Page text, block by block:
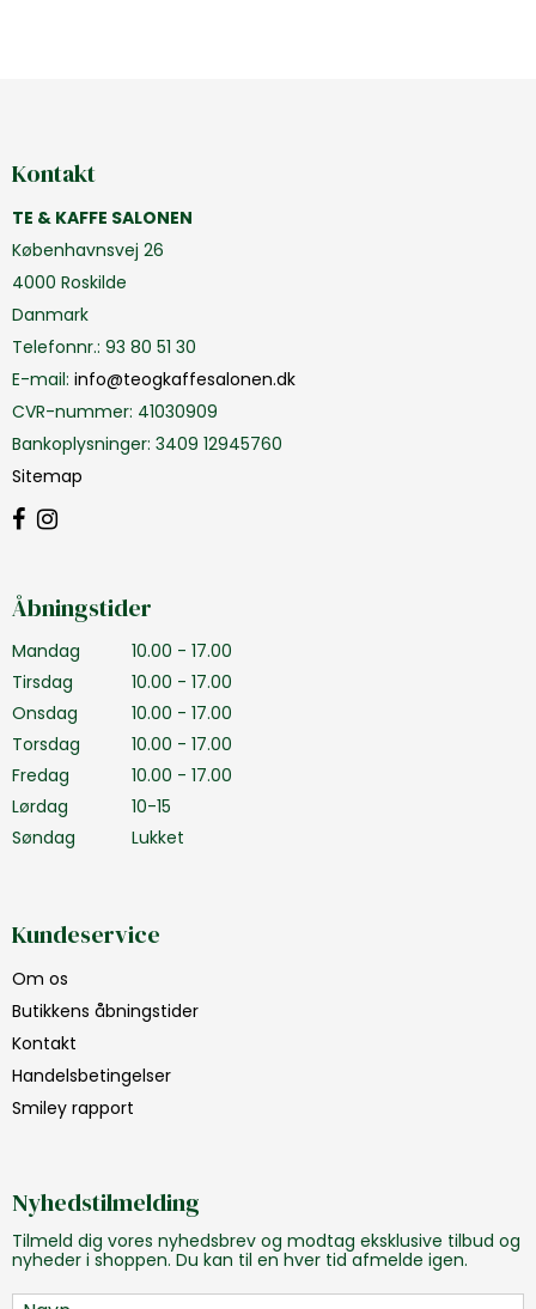
Kontakt
TE & KAFFE SALONEN
Københavnsvej 26
4000 Roskilde
Danmark
Telefonnr.: 93 80 51 30
E-mail: info@teogkaffesalonen.dk
CVR-nummer: 41030909
Bankoplysninger: 3409 12945760
Sitemap
Åbningstider
Mandag
10.00 - 17.00
Tirsdag
10.00 - 17.00
Onsdag
10.00 - 17.00
Torsdag
10.00 - 17.00
Fredag
10.00 - 17.00
Lørdag
10-15
Søndag
Lukket
Kundeservice
Om os
Butikkens åbningstider
Kontakt
Handelsbetingelser
Smiley rapport
Nyhedstilmelding
Tilmeld dig vores nyhedsbrev og modtag eksklusive tilbud og
nyheder i shoppen. Du kan til en hver tid afmelde igen.